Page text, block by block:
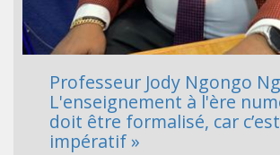
Professeur Jody Ngongo
L'enseignement à l'ère
doit être formalisé, car
impératif »